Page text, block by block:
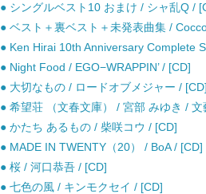
● シングルベスト10 おまけ / シャ乱Q /
● ベスト＋裏ベスト＋未発表曲集 /
● Ken Hirai 10th Anniversary Complete
● Night Food / EGO−WRAPPIN’ / [CD]
● 大切なもの / ロードオブメジャー / [CD]
● 希望荘 （文春文庫） / 宮部 みゆき / 文
● かたち あるもの / 柴咲コウ / [CD]
● MADE IN TWENTY（20） / BoA / [CD]
● 桜 / 河口恭吾 / [CD]
● 七色の風 / キンモクセイ / [CD]